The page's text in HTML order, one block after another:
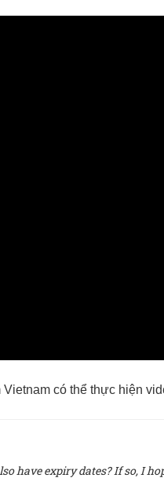
có thể thực hiện
have expiry dates? If so, I